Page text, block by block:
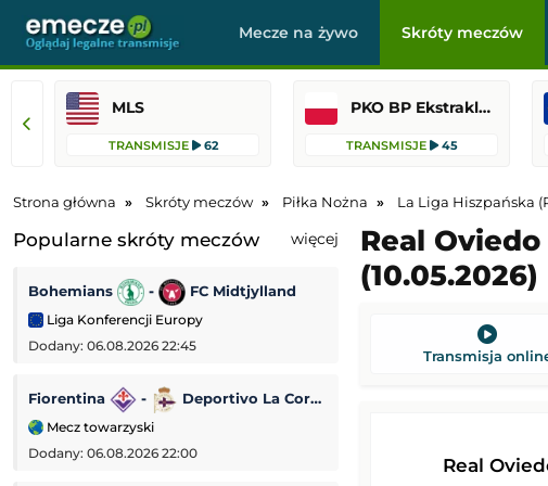
Mecze na żywo Skróty meczów
MLS
TRANSMISJE 62
PKO BP Ekstraklasa
TRANSMISJE 45
Strona główna Skróty meczów Piłka Nożna La Liga Hiszpańska
Popularne skróty meczów więcej
Bohemians - FC Midtjylland
Liga Konferencji Europy
Dodany: 06.08.2026 22:45
Fiorentina - Deportivo La Coruña
Mecz towarzyski
Dodany: 06.08.2026 22:00
Dynamo Kijów -
Dodany: 06.08.2026 21:00
Real
(10.05.2026)
Transmisja
Real